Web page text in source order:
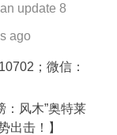
update8
ago
；微信：
：风木”奥特莱
出击！】